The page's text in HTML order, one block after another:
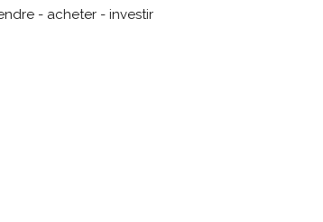
- acheter - investir